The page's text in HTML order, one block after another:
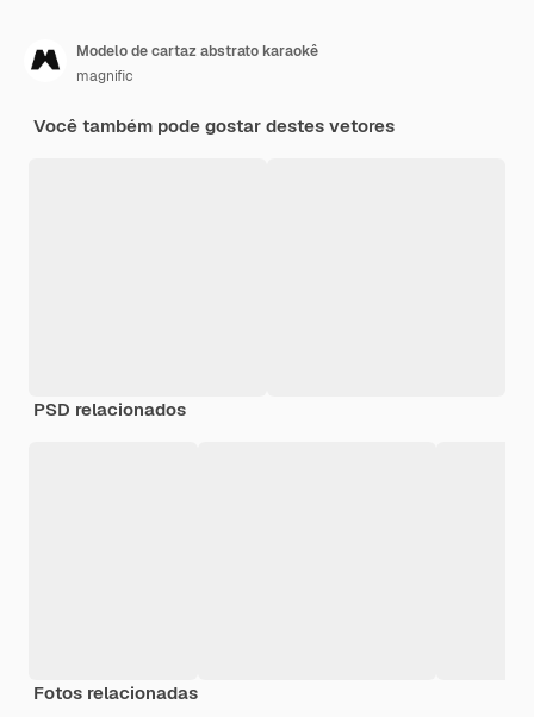
Modelo de cartaz abstrato karaokê
magnific
Você também pode gostar destes vetores
PSD relacionados
Fotos relacionadas